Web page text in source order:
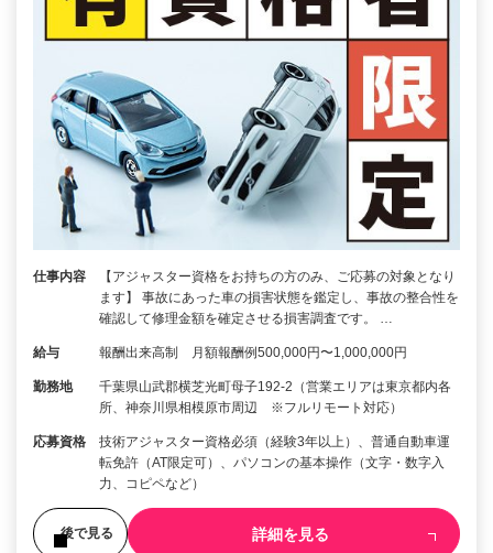
仕事内容
【アジャスター資格をお持ちの方のみ、ご応募の対象となり
ます】 事故にあった車の損害状態を鑑定し、事故の整合性を
確認して修理金額を確定させる損害調査です。 …
給与 報酬出来高制 月額報酬例500,000円〜1,000,000円
勤務地
千葉県山武郡横芝光町母子192-2（営業エリアは東京都内各
所、神奈川県相模原市周辺 ※フルリモート対応）
応募資格
技術アジャスター資格必須（経験3年以上）、普通自動車運
転免許（AT限定可）、パソコンの基本操作（文字・数字入
力、コピペなど）
後で見る 詳細を見る